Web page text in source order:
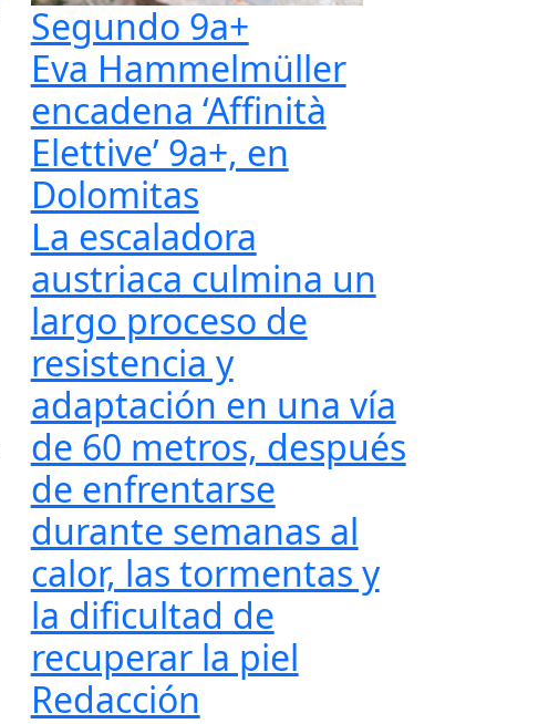
Segundo 9a+
Eva Hammelmüller
encadena ‘Affinità
Elettive’ 9a+, en
Dolomitas
La escaladora
austriaca culmina un
largo proceso de
resistencia y
adaptación en una vía
de 60 metros, después
de enfrentarse
durante semanas al
calor, las tormentas y
la dificultad de
recuperar la piel
Redacción